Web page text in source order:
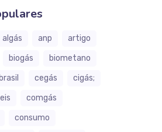
algás anp
artigo
biogás
biometano
brasil cegás
cigás;
comgás
consumo